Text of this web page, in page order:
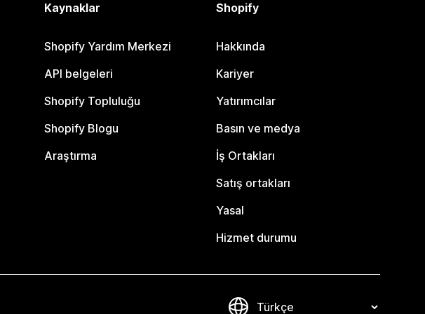
Kaynaklar
Shopify Yardım Merkezi
API belgeleri
Shopify Topluluğu
Shopify Blogu
Araştırma
Shopify
Hakkında
Kariyer
Yatırımcılar
Basın ve medya
İş Ortakları
Satış ortakları
Yasal
Hizmet durumu